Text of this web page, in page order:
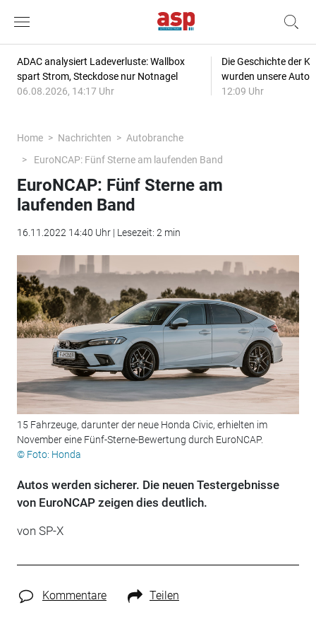
ADAC analysiert Ladeverluste: Wallbox
spart Strom, Steckdose nur Notnagel
06.08.2026, 14:17 Uhr
Die Geschichte der
wurden unsere
12:09 Uhr
Home Nachrichten
Autobranche
EuroNCAP: Fünf Sterne am laufenden Band
EuroNCAP: Fünf Sterne am
laufenden Band
16.11.2022 14:40 Uhr | Lesezeit: 2 min
15 Fahrzeuge, darunter der neue Honda Civic, erhielten im
November eine Fünf-Sterne-Bewertung durch EuroNCAP.
© Foto: Honda
Autos werden sicherer. Die neuen Testergebnisse
von EuroNCAP zeigen dies deutlich.
von SP-X
Kommentare Teilen